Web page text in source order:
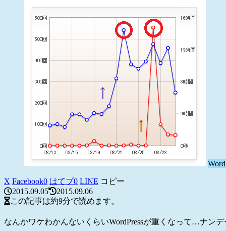
X Facebook0 はてブ0 LINE コピー
2015.09.05
2015.09.06
この記事は約9分で読めます。
なんかワケわかんないくらいWordPressが重くなって…ナンデ